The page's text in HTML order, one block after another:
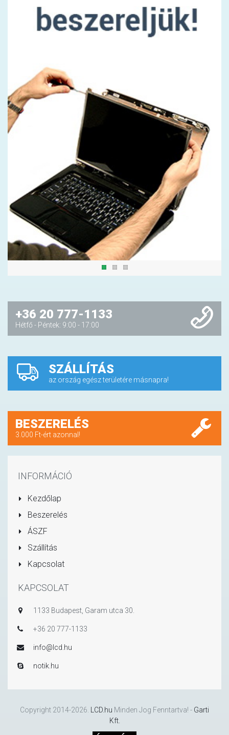
+36 20 777-1133
Hétfő - Péntek: 9:00 - 17:00
SZÁLLÍTÁS
az ország egész területére másnapra!
BESZERELÉS
3.000 Ft-ért azonnal!
INFORMÁCIÓ
Kezdőlap
Beszerelés
ÁSZF
Szállítás
Kapcsolat
KAPCSOLAT
1133 Budapest, Garam utca 30.
+36 20 777-1133
info@lcd.hu
notik.hu
Copyright 2014-2026. LCD.hu Minden Jog Fenntartva! - Garti
Kft.